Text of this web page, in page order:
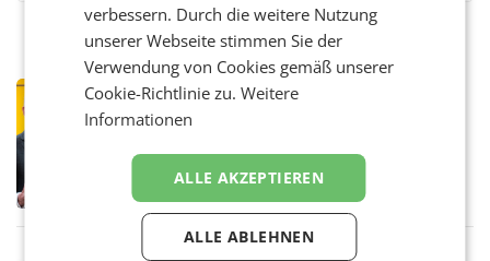
PRIMENEWS
Österreichische Post: Umsatzplus im
WIEN Die Österreichische Post AG hat im
ersten Halbjahr 2026 einen Konzernumsatz
von 1.544,0 Mio. EUR erwirtschaftet, was
einem Plus von 3,8 Prozent gegenüber dem
Vergleichszeitraum
verbessern. Durch die weitere Nutzung
unserer Webseite stimmen Sie der
Verwendung von Cookies gemäß unserer
Cookie-Richtlinie zu.Weitere
Informationen
ALLE AKZEPTIEREN
ALLE ABLEHNEN